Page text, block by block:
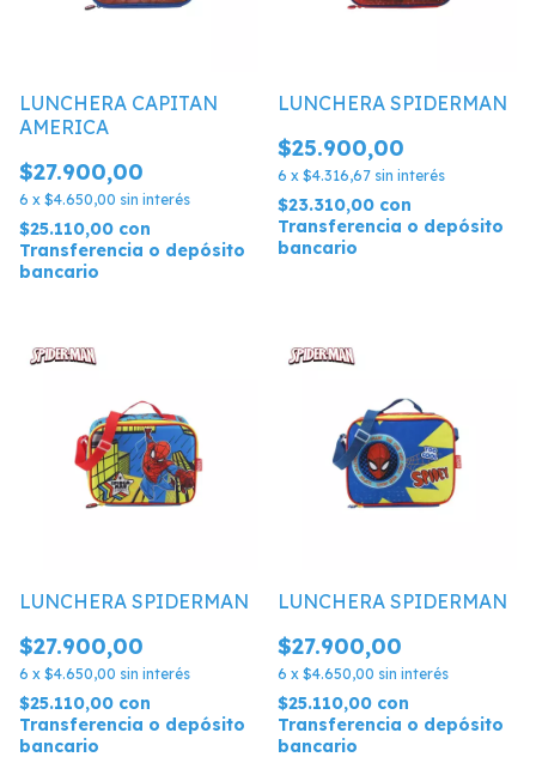
LUNCHERA CAPITAN
AMERICA
$27.900,00
6 x $4.650,00 sin interés
$25.110,00 con
Transferencia o depósito
bancario
LUNCHERA SPIDERMAN
$25.900,00
6 x $4.316,67 sin interés
$23.310,00 con
Transferencia o depósito
bancario
LUNCHERA SPIDERMAN
$27.900,00
6 x $4.650,00 sin interés
$25.110,00 con
Transferencia o depósito
bancario
LUNCHERA SPIDERMAN
$27.900,00
6 x $4.650,00 sin interés
$25.110,00 con
Transferencia o depósito
bancario